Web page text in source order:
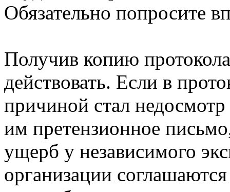
Обязательно попросите
Получив копию
действовать. Если в
причиной стал
им претензионное
ущерб у независимого
организации